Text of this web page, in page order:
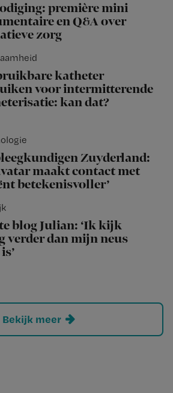
première mini
en Q&A over
zorg
katheter
voor intermitterende
kan dat?
Zuyderland:
maakt contact met
betekenisvoller’
blog Julian: ‘Ik kijk
verder dan mijn neus
Bekijk meer